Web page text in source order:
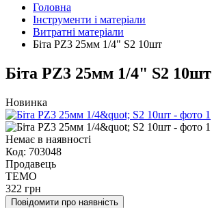
Головна
Інструменти і матеріали
Витратні матеріали
Біта PZ3 25мм 1/4" S2 10шт
Біта PZ3 25мм 1/4" S2 10шт
Новинка
Немає в наявності
Код: 703048
Продавець
TEMO
322 грн
Повідомити про наявність